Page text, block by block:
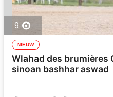
9
NIEUW
Wlahad des brumières
sinoan bashhar aswad